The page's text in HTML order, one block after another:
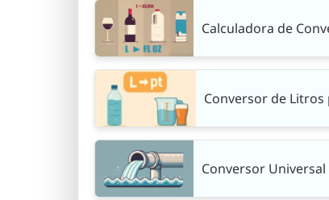
Calculadora de
Conversor de Litros
Conversor